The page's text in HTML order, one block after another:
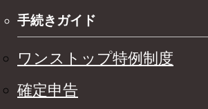
手続きガイド
ワンストップ特例制度
確定申告